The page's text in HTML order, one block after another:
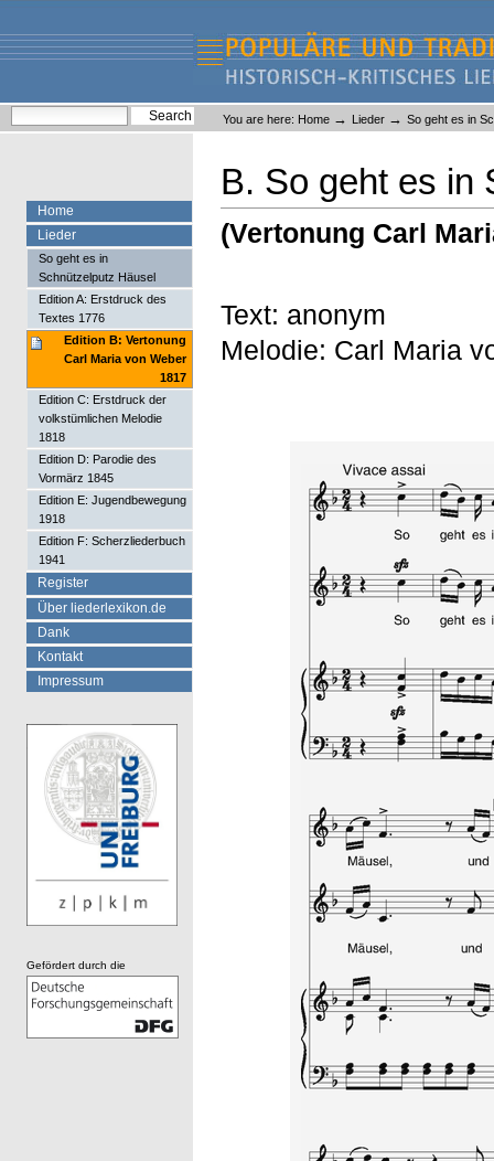
content.
navigation
Liederlexikon
Personal
tools
You are here: Home → Lieder → So geht es in
B. So geht es in
(Vertonung Carl
Text: anonym
Melodie: Carl Maria
Home
Lieder
So geht es in
Schnützelputz Häusel
Edition A: Erstdruck des
Textes 1776
Edition B: Vertonung
Carl Maria von Weber
1817
Edition C: Erstdruck der
volkstümlichen Melodie
1818
Edition D: Parodie des
Vormärz 1845
Edition E: Jugendbewegung
1918
Edition F: Scherzliederbuch
1941
Register
Über liederlexikon.de
Dank
Kontakt
Impressum
Gefördert durch die